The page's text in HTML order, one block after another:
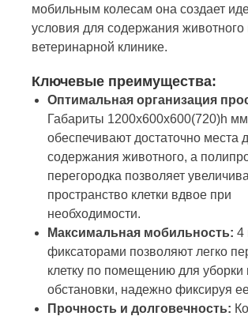
мобильным колесам она создает
условия для содержания животного
ветеринарной клинике.
Ключевые преимущества:
Оптимальная организация
Габариты 1200x600x600(720)h мм
обеспечивают достаточно места
содержания животного, а
перегородка позволяет
пространство клетки вдвое при
необходимости.
Максимальная мобильность: 4
фиксаторами позволяют легко
клетку по помещению для
обстановки, надежно фиксируя
Прочность и долговечность: